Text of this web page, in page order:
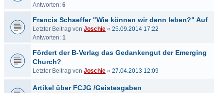
Antworten: 6
Francis Schaeffer "Wie können wir denn leben?" Auf
Letzter Beitrag von Joschie « 25.09.2014 17:22
Antworten: 1
Fördert der B-Verlag das Gedankengut der Emerging
Church?
Letzter Beitrag von Joschie « 27.04.2013 12:09
Artikel über FCJG /Geistesgaben